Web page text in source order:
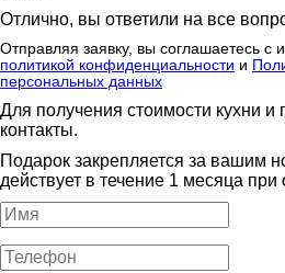
Отлично, вы ответили на все
Отправляя заявку, вы соглашаетесь с
политикой конфиденциальности и
персональных данных
Для получения стоимости кухни и
контакты.
Подарок закрепляется за вашим
действует в течение 1 месяца